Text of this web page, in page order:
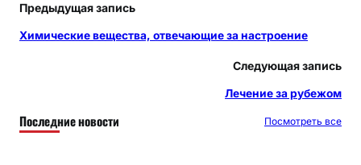
Предыдущая запись
Химические вещества, отвечающие за настроение
Следующая запись
Лечение за рубежом
Последние новости Посмотреть все